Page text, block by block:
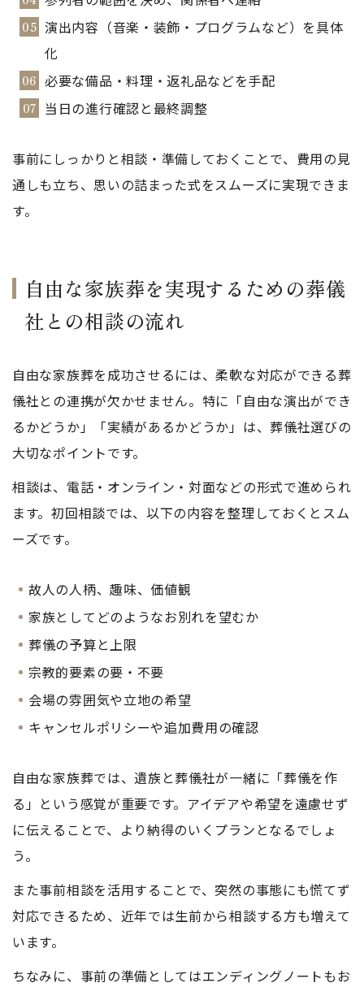
演出内容（音楽・装飾・プログラムなど）を具体
化
必要な備品・料理・返礼品などを手配
当日の進行確認と最終調整
事前にしっかりと相談・準備しておくことで、費用の見
通しも立ち、思いの詰まった式をスムーズに実現できま
す。
自由な家族葬を実現するための葬儀
社との相談の流れ
自由な家族葬を成功させるには、柔軟な対応ができる葬
儀社との連携が欠かせません。特に「自由な演出ができ
るかどうか」「実績があるかどうか」は、葬儀社選びの
大切なポイントです。
相談は、電話・オンライン・対面などの形式で進められ
ます。初回相談では、以下の内容を整理しておくとスム
ーズです。
故人の人柄、趣味、価値観
家族としてどのようなお別れを望むか
葬儀の予算と上限
宗教的要素の要・不要
会場の雰囲気や立地の希望
キャンセルポリシーや追加費用の確認
自由な家族葬では、遺族と葬儀社が一緒に「葬儀を作
る」という感覚が重要です。アイデアや希望を遠慮せず
に伝えることで、より納得のいくプランとなるでしょ
う。
また事前相談を活用することで、突然の事態にも慌てず
対応できるため、近年では生前から相談する方も増えて
います。
ちなみに、事前の準備としてはエンディングノートもお